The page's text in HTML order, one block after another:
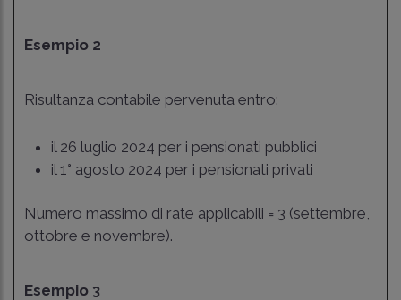
Esempio 2
Risultanza contabile pervenuta entro:
il 26 luglio 2024 per i pensionati pubblici
il 1° agosto 2024 per i pensionati privati
Numero massimo di rate applicabili = 3 (settembre,
ottobre e novembre).
Esempio 3